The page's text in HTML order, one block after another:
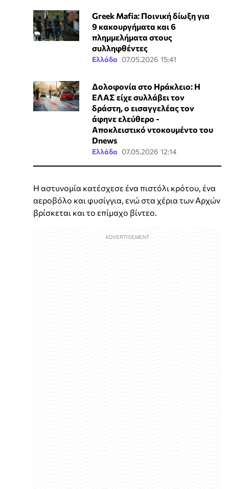
Greek Mafia: Ποινική δίωξη για
9 κακουργήματα και 6
πλημμελήματα στους
συλληφθέντες
Ελλάδα 07.05.2026 15:41
Δολοφονία στο Ηράκλειο: Η
ΕΛΑΣ είχε συλλάβει τον
δράστη, ο εισαγγελέας τον
άφηνε ελεύθερο -
Αποκλειστικό ντοκουμέντο του
Dnews
Ελλάδα 07.05.2026 12:14
Η αστυνομία κατέσχεσε ένα πιστόλι κρότου, ένα
αεροβόλο και φυσίγγια, ενώ στα χέρια των Αρχών
βρίσκεται και το επίμαχο βίντεο.